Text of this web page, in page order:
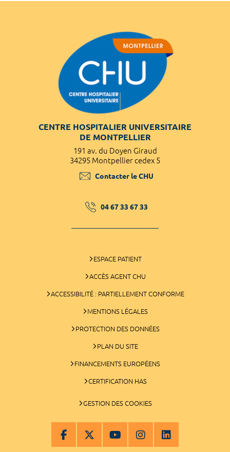
CENTRE HOSPITALIER UNIVERSITAIRE
DE MONTPELLIER
191 av. du Doyen Giraud
34295 Montpellier cedex 5
Contacter le CHU
04 67 33 67 33
ESPACE PATIENT
ACCÈS AGENT CHU
ACCESSIBILITÉ : PARTIELLEMENT CONFORME
MENTIONS LÉGALES
PROTECTION DES DONNÉES
PLAN DU SITE
FINANCEMENTS EUROPÉENS
CERTIFICATION HAS
GESTION DES COOKIES